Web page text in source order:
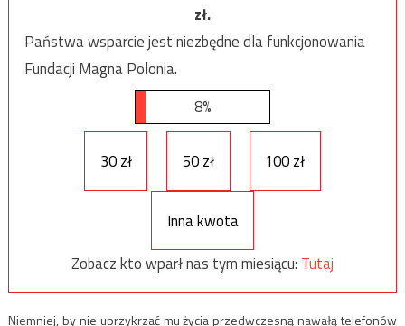
zł.
Państwa wsparcie jest niezbędne dla funkcjonowania
Fundacji Magna Polonia.
8%
30 zł 50 zł 100 zł
Inna kwota
Zobacz kto wparł nas tym miesiącu: Tutaj
Niemniej, by nie uprzykrzać mu życia przedwczesną nawałą telefonów